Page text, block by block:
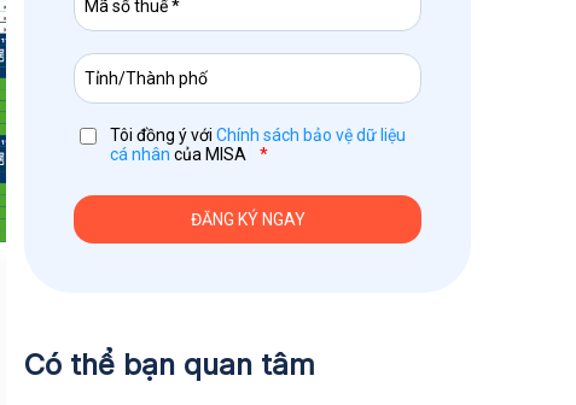
Tôi đồng ý với Chính sách bảo vệ dữ liệu
cá nhân của MISA *
Có thể bạn quan tâm